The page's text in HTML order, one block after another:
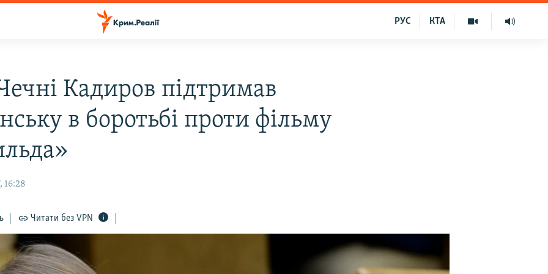
КТА
РУС
Кадиров підтримав
в боротьбі проти фільму
16:28
Читати без VPN